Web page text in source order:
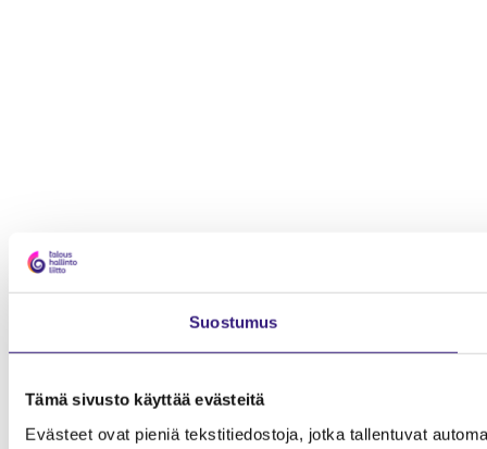
Suostumus
Tämä sivusto käyttää evästeitä
Evästeet ovat pieniä tekstitiedostoja, jotka tallentuvat